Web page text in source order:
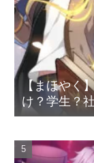
【まほやく
け？学生？